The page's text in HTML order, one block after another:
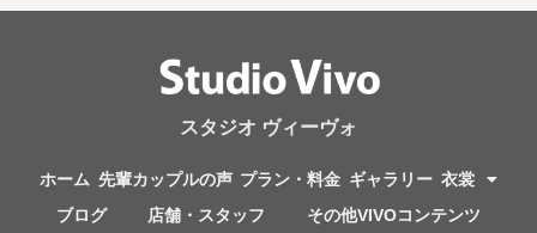
スタジオ ヴィーヴォ
ホーム 先輩カップルの声 プラン・料金 ギャラリー 衣裳
ブログ
店舗・スタッフ その他VIVOコンテンツ